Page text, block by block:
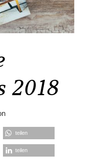
2018
teilen
teilen